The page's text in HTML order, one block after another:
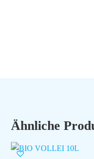
Ähnliche